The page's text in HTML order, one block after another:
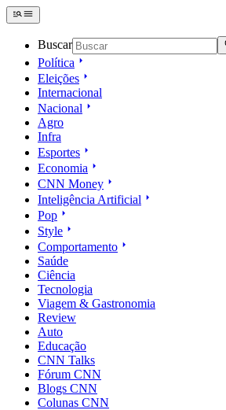
Buscar
Política
Eleições
Internacional
Nacional
Agro
Infra
Esportes
Economia
CNN Money
Inteligência Artificial
Pop
Style
Comportamento
Saúde
Ciência
Tecnologia
Viagem & Gastronomia
Review
Auto
Educação
CNN Talks
Fórum CNN
Blogs CNN
Colunas CNN